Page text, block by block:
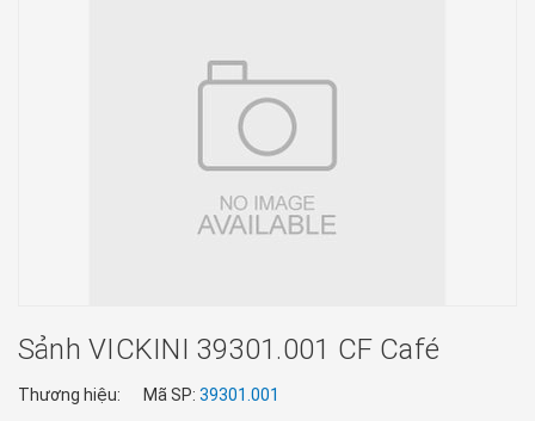
Sảnh VICKINI 39301.001 CF Café
Thương hiệu: Mã SP: 39301.001